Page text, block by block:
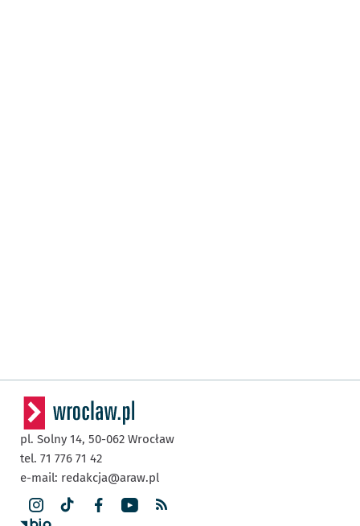
pl. Solny 14, 50-062 Wrocław
tel. 71 776 71 42
e-mail: redakcja@araw.pl